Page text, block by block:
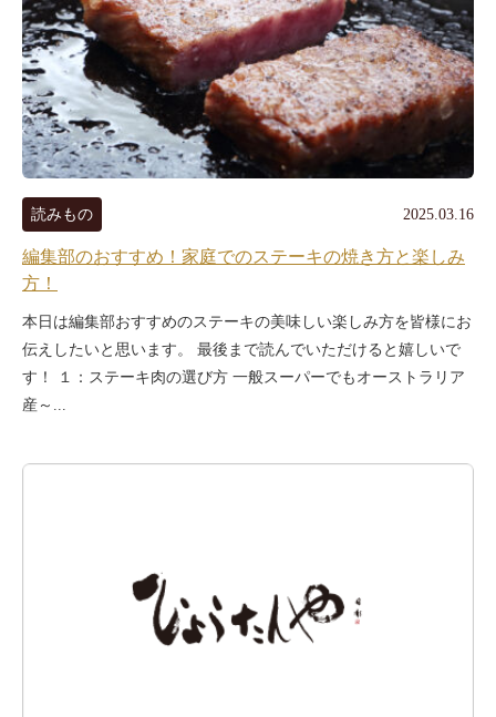
読みもの 2025.03.16
編集部のおすすめ！家庭でのステーキの焼き方と楽しみ
方！
本日は編集部おすすめのステーキの美味しい楽しみ方を皆様にお
伝えしたいと思います。 最後まで読んでいただけると嬉しいで
す！ １：ステーキ肉の選び方 一般スーパーでもオーストラリア
産～...